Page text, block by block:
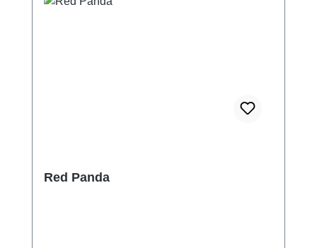
Red Panda